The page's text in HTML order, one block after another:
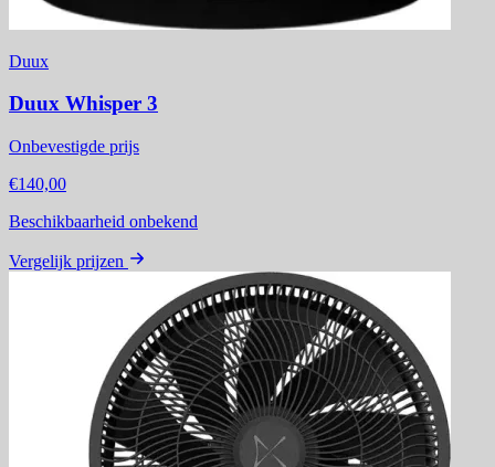
Duux
Duux Whisper 3
Onbevestigde prijs
€140,00
Beschikbaarheid onbekend
Vergelijk prijzen